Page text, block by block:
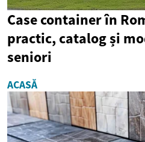
Case container în
practic, catalog și
seniori
ACASĂ